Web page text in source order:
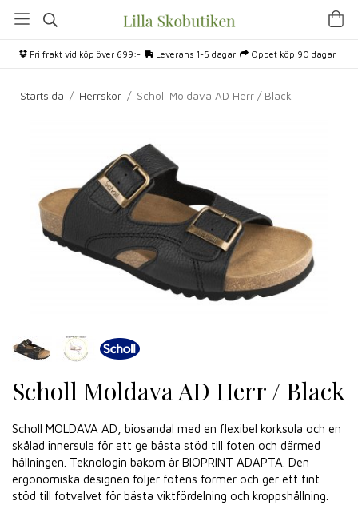
Fri frakt vid köp över 699:- Leverans 1-5 dagar Öppet köp 90 dagar
Startsida / Herrskor / Scholl Moldava AD Herr / Black
Scholl Moldava AD Herr / Black
Scholl MOLDAVA AD, biosandal med en flexibel korksula och en
skålad innersula för att ge bästa stöd till foten och därmed
hållningen. Teknologin bakom är BIOPRINT ADAPTA. Den
ergonomiska designen följer fotens former och ger ett fint
stöd till fotvalvet för bästa viktfördelning och kroppshållning.